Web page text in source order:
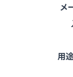
メ
用